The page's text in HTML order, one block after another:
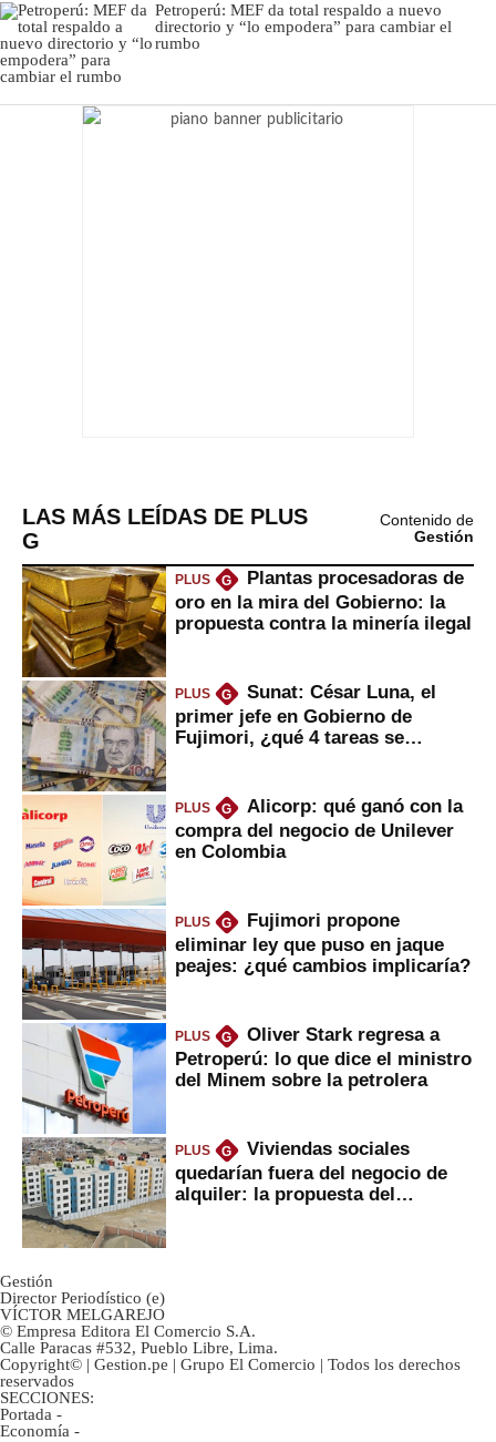
Petroperú: MEF da total respaldo a nuevo
directorio y “lo empodera” para cambiar el
rumbo
LAS MÁS LEÍDAS DE PLUS
G
Contenido de
Gestión
PLUS G
Plantas procesadoras de
oro en la mira del Gobierno: la
propuesta contra la minería ilegal
PLUS G
Sunat: César Luna, el
primer jefe en Gobierno de
Fujimori, ¿qué 4 tareas se
PLUS G
Alicorp: qué ganó con la
compra del negocio de Unilever
en Colombia
PLUS G
Fujimori propone
eliminar ley que puso en jaque
peajes: ¿qué cambios implicaría?
PLUS G
Oliver Stark regresa a
Petroperú: lo que dice el ministro
del Minem sobre la petrolera
PLUS G
Viviendas sociales
quedarían fuera del negocio de
alquiler: la propuesta del
Gestión
Director Periodístico (e)
VÍCTOR MELGAREJO
© Empresa Editora El Comercio S.A.
Calle Paracas #532, Pueblo Libre, Lima.
Copyright© | Gestion.pe | Grupo El Comercio | Todos los derechos
reservados
SECCIONES:
Portada -
Economía -